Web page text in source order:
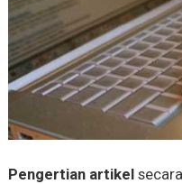
Pengertian artikel